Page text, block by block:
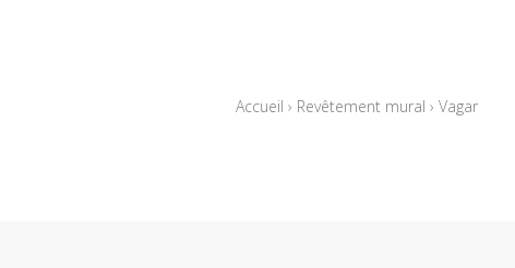
Accueil › Revêtement mural › Vagar